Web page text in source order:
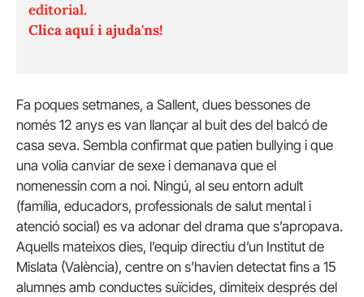
editorial.
Clica aquí i ajuda'ns!
Fa poques setmanes, a Sallent, dues bessones de
només 12 anys es van llançar al buit des del balcó de
casa seva. Sembla confirmat que patien bullying i que
una volia canviar de sexe i demanava que el
nomenessin com a noi. Ningú, al seu entorn adult
(família, educadors, professionals de salut mental i
atenció social) es va adonar del drama que s’apropava.
Aquells mateixos dies, l’equip directiu d’un Institut de
Mislata (València), centre on s’havien detectat fins a 15
alumnes amb conductes suïcides, dimiteix després del